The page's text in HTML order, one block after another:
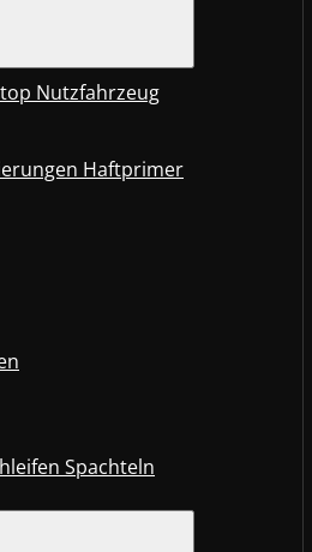
Nutzfahrzeug
Haftprimer
Spachteln